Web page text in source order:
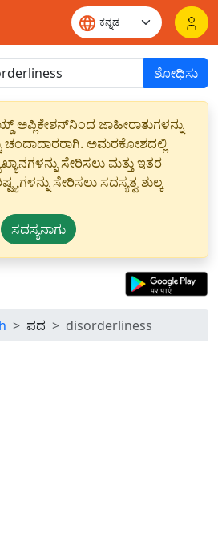
ಶೋಧಿಸು
ಅಪ್ಲಿಕೇಶನ್‌ನಿಂದ ಜಾಹೀರಾತುಗಳನ್ನು
ಚಂದಾದಾರರಾಗಿ. ಅಮರಕೋಶದಲ್ಲಿ
ಸೇರಿಸಲು ಮತ್ತು ಇತರ
ಸೇರಿಸಲು ಸದಸ್ಯತ್ವ ಶುಲ್ಕ
ಸದಸ್ಯನಾಗು
ಪದ disorderliness